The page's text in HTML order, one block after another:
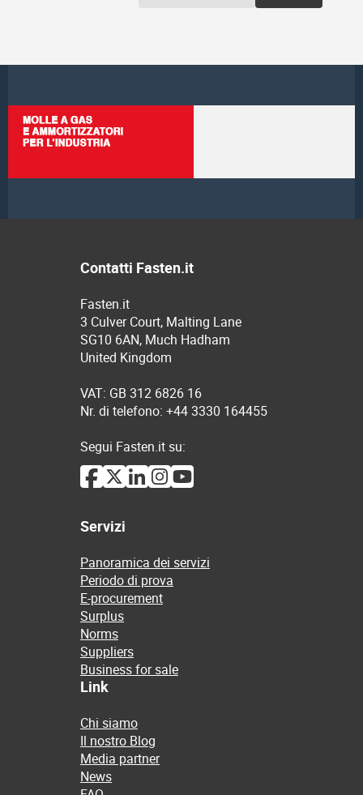
Contatti Fasten.it
Fasten.it
3 Culver Court, Malting Lane
SG10 6AN, Much Hadham
United Kingdom
VAT: GB 312 6826 16
Nr. di telefono: +44 3330 164455
Segui Fasten.it su:
Servizi
Panoramica dei servizi
Periodo di prova
E-procurement
Surplus
Norms
Suppliers
Business for sale
Link
Chi siamo
Il nostro Blog
Media partner
News